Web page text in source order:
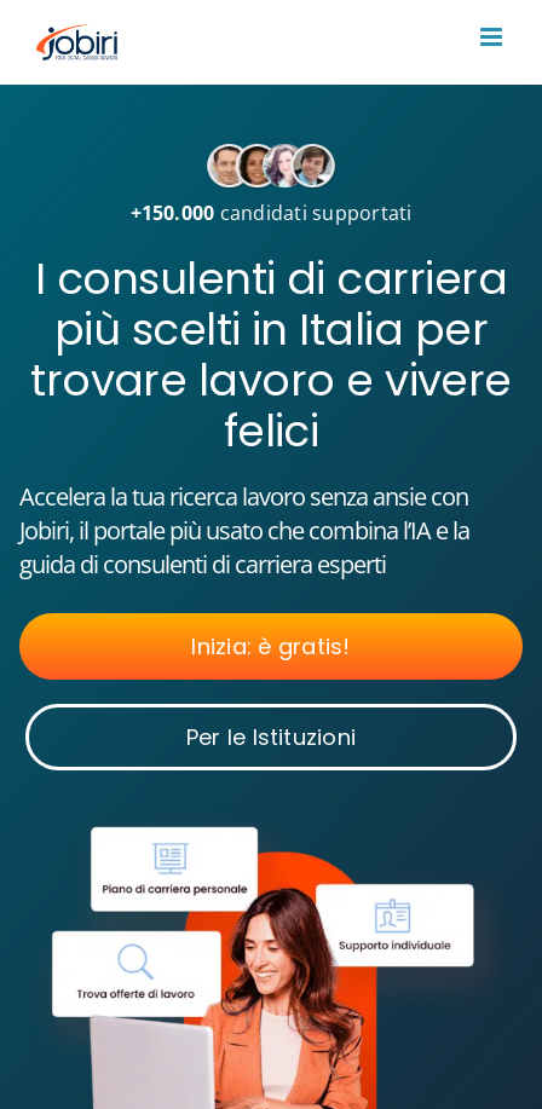
contenuto
+150.000 candidati supportati
I consulenti di carriera
più scelti in Italia per
trovare lavoro e vivere
felici
Accelera la tua ricerca lavoro senza ansie con
Jobiri, il portale più usato che combina l’IA e la
guida di consulenti di carriera esperti
Inizia: è gratis!
Per le Istituzioni